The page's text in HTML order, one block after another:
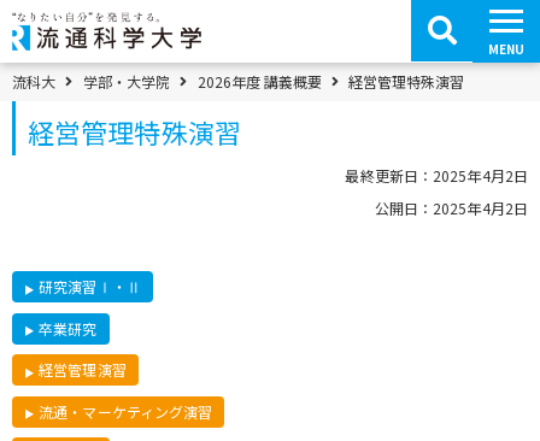
コ
ン
テ
ン
ツ
へ
移
MENU
パンくずメニュー
流科大 学部・大学院 2026年度 講義概要 経営管理特殊演習
経営管理特殊演習
最終更新日：2025年4月2日
公開日：2025年4月2日
研究演習Ⅰ・Ⅱ
卒業研究
経営管理演習
流通・マーケティング演習